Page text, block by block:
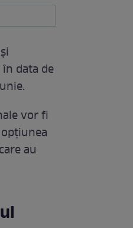
data de
vor fi
au